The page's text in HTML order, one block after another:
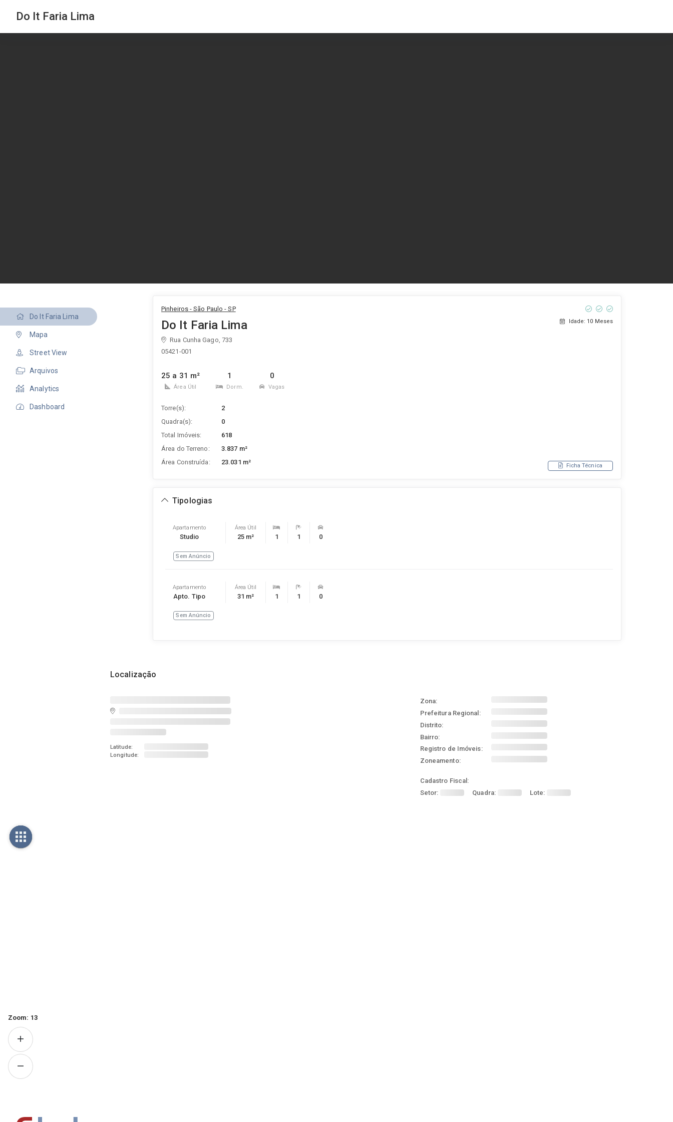
Do It Faria Lima
Do It Faria Lima
Mapa
Street View
Arquivos
Analytics
Dashboard
Pinheiros - São Paulo - SP
Do It Faria Lima
Rua Cunha Gago, 733
05421-001
Idade: 10 Meses
25 a 31 m²
Área Útil
1
Dorm.
0
Vagas
Torre(s):
2
Quadra(s):
0
Total Imóveis:
618
Área do Terreno:
3.837 m²
Área Construída:
23.031 m² Ficha Técnica
Tipologias
Apartamento
Studio
Área Útil
25 m² 1 1 0
Sem Anúncio
Apartamento
Apto. Tipo
Área Útil
31 m² 1 1 0
Sem Anúncio
Localização
Latitude:
Longitude:
Zona:
Prefeitura Regional:
Distrito:
Bairro:
Registro de Imóveis:
Zoneamento:
Cadastro Fiscal:
Setor:
Quadra: Lote:
Zoom: 13